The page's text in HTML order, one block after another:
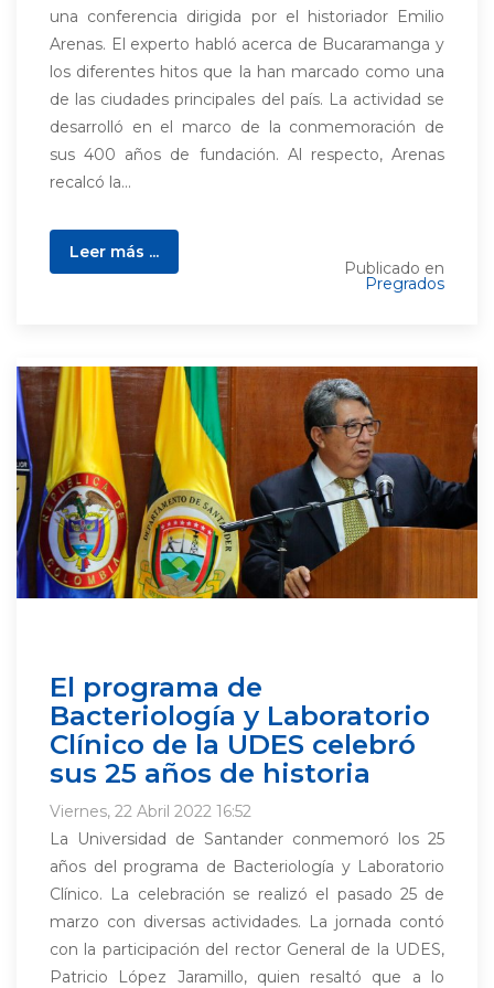
una conferencia dirigida por el historiador Emilio
Arenas. El experto habló acerca de Bucaramanga y
los diferentes hitos que la han marcado como una
de las ciudades principales del país. La actividad se
desarrolló en el marco de la conmemoración de
sus 400 años de fundación. Al respecto, Arenas
recalcó la...
Leer más ...
Publicado en
Pregrados
El programa de
Bacteriología y Laboratorio
Clínico de la UDES celebró
sus 25 años de historia
Viernes, 22 Abril 2022 16:52
La Universidad de Santander conmemoró los 25
años del programa de Bacteriología y Laboratorio
Clínico. La celebración se realizó el pasado 25 de
marzo con diversas actividades. La jornada contó
con la participación del rector General de la UDES,
Patricio López Jaramillo, quien resaltó que a lo